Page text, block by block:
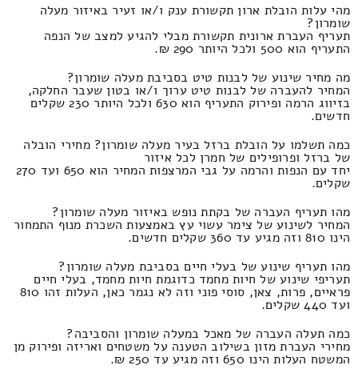
מהי עלות הובלת ארון תקשורת ענק ו/או זעיר באיזור מעלה
שומרון?
תעריף העברת ארונית תקשורת מבלי להגיע למצב של הנפה
התעריף הוא 500 ולכל היותר 290 ₪.
מה מחיר שינוע של לבנות טיט בסביבת מעלה שומרון?
המחיר להעברה של לבנות טיט ערוך ו/או בטון שעבר החלקה,
בזיווג הרמה ופירוק התעריף הוא 630 ולכל היותר 230 שקלים
חדשים.
כמה תשלמו על הובלת ברזל בעיר מעלה שומרון? מחירי הובלה
של ברזל ופרופילים של חמרן לכל איזור
יחד עם הנפות והרמה על גבי המרצפות המחיר הוא 650 ועד 270
שקלים.
מהו תעריף העברה של בקתת נופש באיזור מעלה שומרון?
המחיר לשינוע של צימר עשוי עץ באמצעות השכרת מנוף התמחור
הינו 810 וזה מגיע עד 360 שקלים חדשים.
מהו תעריף שינוע של בעלי חיים בסביבת מעלה שומרון?
תעריפי שינוע של חיות מחמד כדוגמת חיות מחמד, בעלי חיים
פראיים, פרות, צאן, סוסי פוני וזה לא נגמר כאן, העלות זהו 810
ועד 440 שקלים.
כמה תעלה העברה של מאכל במעלה שומרון והסביבה?
מחירי העברת מזון בשילוב הטענה על משטחים ואריזה ופירוק מן
המשטח העלות הינו 650 וזה מגיע עד 250 ₪.